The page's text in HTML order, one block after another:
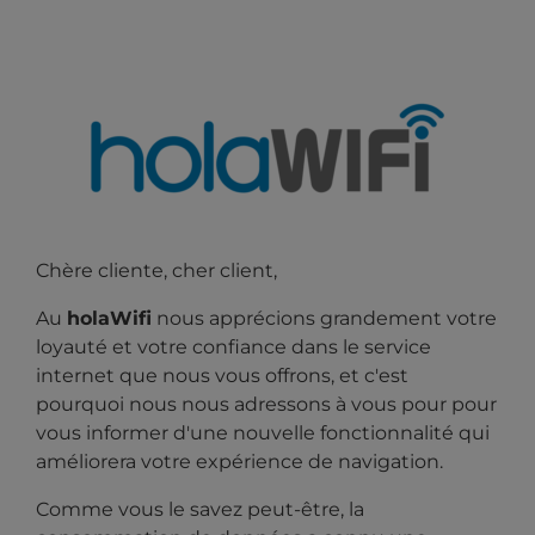
Chère cliente, cher client,
Au holaWifi nous apprécions grandement votre
loyauté et votre confiance dans le service
internet que nous vous offrons, et c'est
pourquoi nous nous adressons à vous pour pour
vous informer d'une nouvelle fonctionnalité qui
améliorera votre expérience de navigation.
Comme vous le savez peut-être, la